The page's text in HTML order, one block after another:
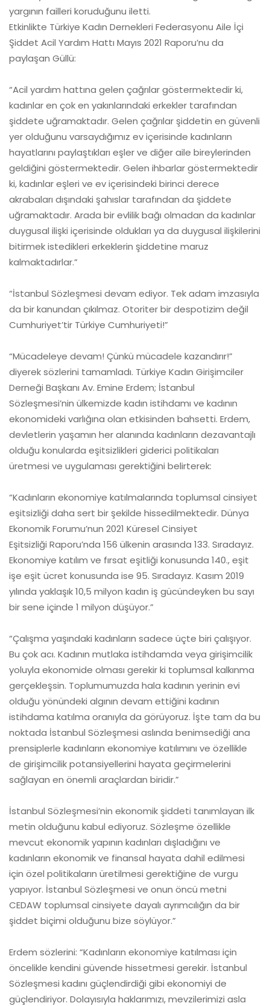
yargının failleri koruduğunu iletti.
Etkinlikte Türkiye Kadın Dernekleri Federasyonu Aile İçi
Şiddet Acil Yardım Hattı Mayıs 2021 Raporu’nu da
paylaşan Güllü:
“Acil yardım hattına gelen çağrılar göstermektedir ki,
kadınlar en çok en yakınlarındaki erkekler tarafından
şiddete uğramaktadır. Gelen çağrılar şiddetin en güvenli
yer olduğunu varsaydığımız ev içerisinde kadınların
hayatlarını paylaştıkları eşler ve diğer aile bireylerinden
geldiğini göstermektedir. Gelen ihbarlar göstermektedir
ki, kadınlar eşleri ve ev içerisindeki birinci derece
akrabaları dışındaki şahıslar tarafından da şiddete
uğramaktadır. Arada bir evlilik bağı olmadan da kadınlar
duygusal ilişki içerisinde oldukları ya da duygusal ilişkilerini
bitirmek istedikleri erkeklerin şiddetine maruz
kalmaktadırlar.”
“İstanbul Sözleşmesi devam ediyor. Tek adam imzasıyla
da bir kanundan çıkılmaz. Otoriter bir despotizim değil
Cumhuriyet’tir Türkiye Cumhuriyeti!”
“Mücadeleye devam! Çünkü mücadele kazandırır!”
diyerek sözlerini tamamladı. Türkiye Kadın Girişimciler
Derneği Başkanı Av. Emine Erdem; İstanbul
Sözleşmesi’nin ülkemizde kadın istihdamı ve kadının
ekonomideki varlığına olan etkisinden bahsetti. Erdem,
devletlerin yaşamın her alanında kadınların dezavantajlı
olduğu konularda eşitsizlikleri giderici politikaları
üretmesi ve uygulaması gerektiğini belirterek:
“Kadınların ekonomiye katılmalarında toplumsal cinsiyet
eşitsizliği daha sert bir şekilde hissedilmektedir. Dünya
Ekonomik Forumu’nun 2021 Küresel Cinsiyet
Eşitsizliği Raporu’nda 156 ülkenin arasında 133. Sıradayız.
Ekonomiye katılım ve fırsat eşitliği konusunda 140., eşit
işe eşit ücret konusunda ise 95. Sıradayız. Kasım 2019
yılında yaklaşık 10,5 milyon kadın iş gücündeyken bu sayı
bir sene içinde 1 milyon düşüyor.”
“Çalışma yaşındaki kadınların sadece üçte biri çalışıyor.
Bu çok acı. Kadının mutlaka istihdamda veya girişimcilik
yoluyla ekonomide olması gerekir ki toplumsal kalkınma
gerçekleşsin. Toplumumuzda hala kadının yerinin evi
olduğu yönündeki algının devam ettiğini kadının
istihdama katılma oranıyla da görüyoruz. İşte tam da bu
noktada İstanbul Sözleşmesi aslında benimsediği ana
prensiplerle kadınların ekonomiye katılımını ve özellikle
de girişimcilik potansiyellerini hayata geçirmelerini
sağlayan en önemli araçlardan biridir.”
İstanbul Sözleşmesi’nin ekonomik şiddeti tanımlayan ilk
metin olduğunu kabul ediyoruz. Sözleşme özellikle
mevcut ekonomik yapının kadınları dışladığını ve
kadınların ekonomik ve finansal hayata dahil edilmesi
için özel politikaların üretilmesi gerektiğine de vurgu
yapıyor. İstanbul Sözleşmesi ve onun öncü metni
CEDAW toplumsal cinsiyete dayalı ayrımcılığın da bir
şiddet biçimi olduğunu bize söylüyor.”
Erdem sözlerini: “Kadınların ekonomiye katılması için
öncelikle kendini güvende hissetmesi gerekir. İstanbul
Sözleşmesi kadını güçlendirdiği gibi ekonomiyi de
güçlendiriyor. Dolayısıyla haklarımızı, mevzilerimizi asla